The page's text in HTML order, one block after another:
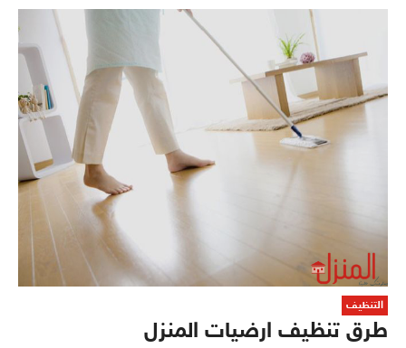
التنظيف
طرق تنظيف ارضيات المنزل